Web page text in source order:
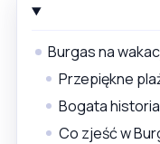
Burgas na
Przepiękne
Bogata
Co zjeść w